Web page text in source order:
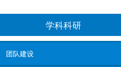
学科科研
团队建设